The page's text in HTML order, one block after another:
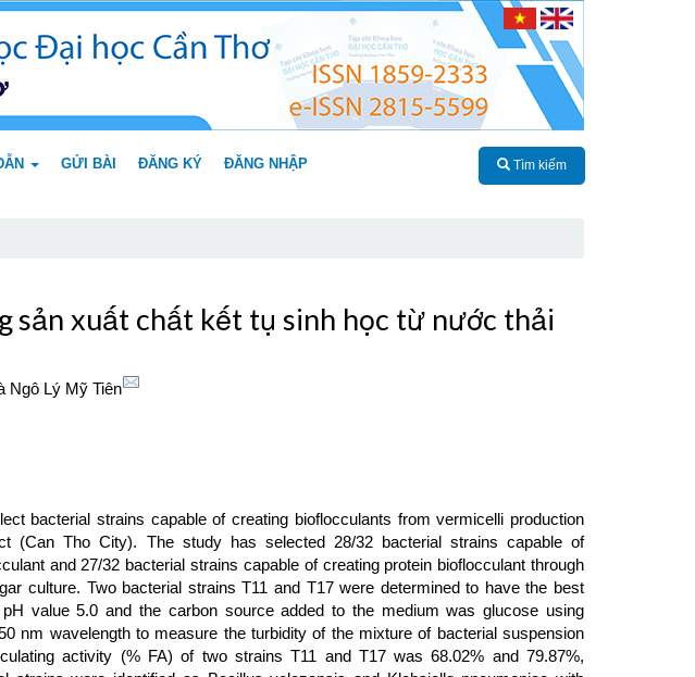
GỬI BÀI ĐĂNG KÝ ĐĂNG NHẬP Tìm kiếm
sản xuất chất kết tụ sinh học từ nước thải
Ngô Lý Mỹ Tiên
bacterial strains capable of creating bioflocculants from vermicelli production
(Can Tho City). The study has selected 28/32 bacterial strains capable of
and 27/32 bacterial strains capable of creating protein bioflocculant through
culture. Two bacterial strains T11 and T17 were determined to have the best
value 5.0 and the carbon source added to the medium was glucose using
nm wavelength to measure the turbidity of the mixture of bacterial suspension
activity (% FA) of two strains T11 and T17 was 68.02% and 79.87%,